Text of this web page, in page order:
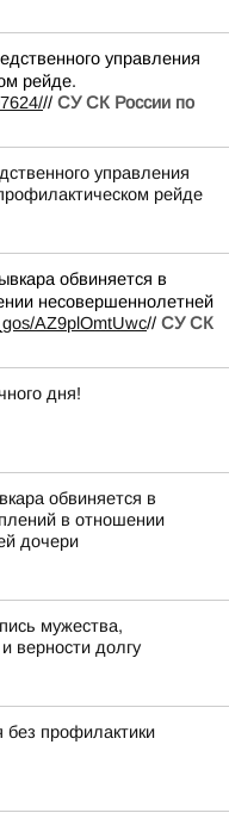
управления
рейде.
// СУ СК России по
управления
рейде
обвиняется в
несовершеннолетней
AZ9plOmtUwc// СУ СК
дня!
обвиняется в
в отношении
дочери
мужества,
верности долгу
профилактики